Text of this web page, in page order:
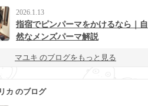
2026.1.13
指宿でピンパーマをかけるなら｜自
然なメンズパーマ解説
マユキ のブログをもっと見る
カ のブログ